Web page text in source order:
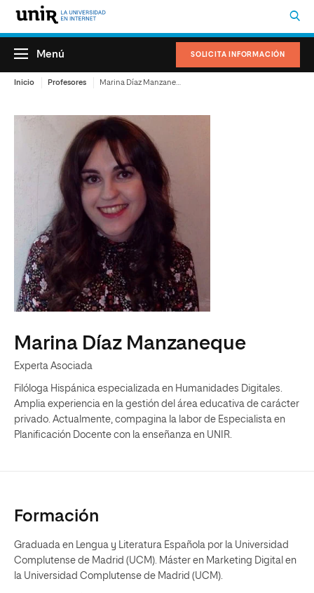
SOLICITA INFORMACIÓN
Menú
Inicio Profesores
Marina Díaz Manzaneque
Experta Asociada
Filóloga Hispánica especializada en Humanidades Digitales.
Amplia experiencia en la gestión del área educativa de carácter
privado. Actualmente, compagina la labor de Especialista en
Planificación Docente con la enseñanza en UNIR.
Formación
Graduada en Lengua y Literatura Española por la Universidad
Complutense de Madrid (UCM). Máster en Marketing Digital en
la Universidad Complutense de Madrid (UCM).